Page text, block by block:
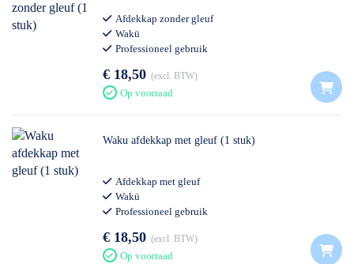
Afdekkap zonder gleuf
Wakü
Professioneel gebruik
€ 18,50 excl. BTW
Op voorraad
Waku afdekkap met gleuf (1 stuk)
Afdekkap met gleuf
Wakü
Professioneel gebruik
€ 18,50 excl. BTW
Op voorraad